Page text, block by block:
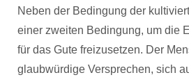
Neben der Bedingung der
einer zweiten Bedingung, um die
für das Gute freizusetzen. Der
glaubwürdige Versprechen, sich